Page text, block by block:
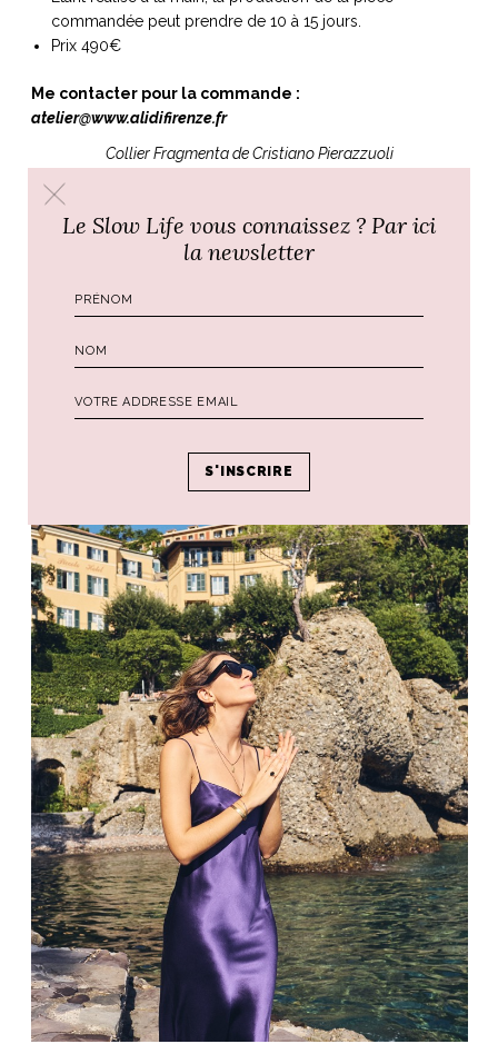
commandée peut prendre de 10 à 15 jours.
Prix 490€
Me contacter pour la commande :
atelier@www.alidifirenze.fr
Collier Fragmenta de Cristiano Pierazzuoli
Je porte deux colliers
Pierazzuoli.
Plaque d’or 18 carats incisée. Chaque collier est
totalement unique et représente une fresque del Grottesco
Fiorentino. 2 longueurs de chaine au choix, 2 couleurs de
Prix 350€
Acheter
Le Slow Life vous connaissez ? Par ici
la newsletter